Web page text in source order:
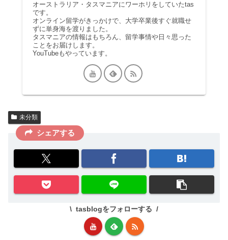
オーストラリア・タスマニアにワーホリをしていたtas
です。
オンライン留学がきっかけで、大学卒業後すぐ就職せ
ずに単身海を渡りました。
タスマニアの情報はもちろん、留学事情や日々思った
ことをお届けします。
YouTubeもやっています。
未分類
シェアする
tasblogをフォローする